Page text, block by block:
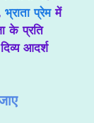
भ्राता प्रेममें
के प्रति
आदर्श